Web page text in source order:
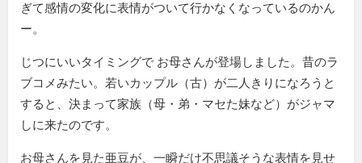
ぎて感情の変化に表情がついて行かなくなっているのかん
ー。
じつにいいタイミングで お母さんが登場しました。昔のラ
ブコメみたい。若いカップル（古）が二人きりになろうと
すると、決まって家族（母・弟・マセた妹など）がジャマ
しに来たのです。
お母さんを見た亜豆が、一瞬だけ不思議そうな表情を見せ